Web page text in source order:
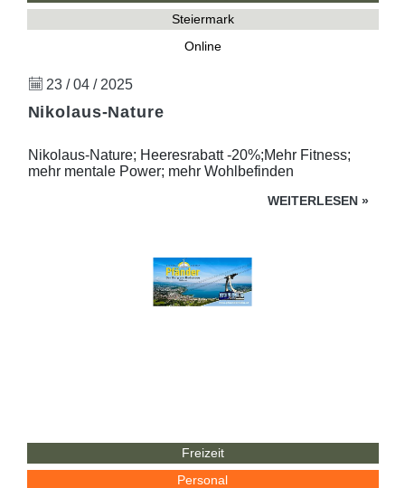
Steiermark
Online
23 / 04 / 2025
Nikolaus-Nature
Nikolaus-Nature; Heeresrabatt -20%;Mehr Fitness;
mehr mentale Power; mehr Wohlbefinden
WEITERLESEN »
Freizeit
Personal